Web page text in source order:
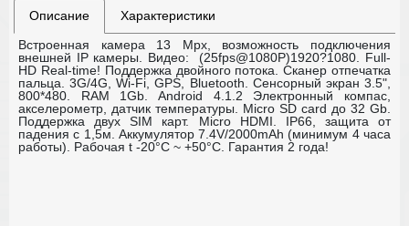
Описание
Характеристики
Встроенная камера 13 Mpx, возможность подключения
внешней IP камеры. Видео: (25fps@1080P)1920?1080. Full-
HD Real-time! Поддержка двойного потока.Сканер отпечатка
пальца.3G/4G, Wi-Fi, GPS, Bluetooth. Сенсорный экран 3.5",
800*480. RAM 1Gb.Android 4.1.2 Электронный компас,
акселерометр, датчик температуры. Micro SD card до 32 Gb.
Поддержка двух SIM карт. Micro HDMI. IP66, защита от
падения с 1,5м. Аккумулятор 7.4V/2000mAh (минимум 4 часа
работы). Рабочая t -20°С ~ +50°С. Гарантия 2 года!